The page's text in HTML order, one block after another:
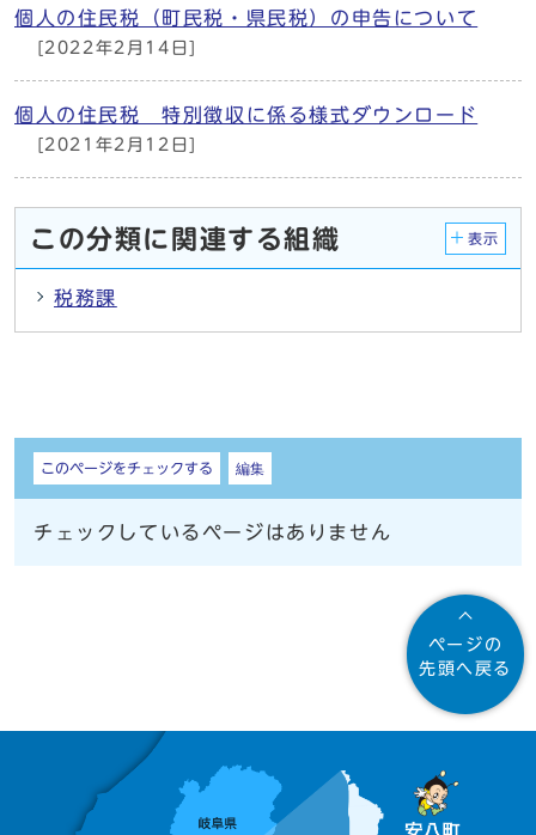
個人の住民税（町民税・県民税）の申告について
[2022年2月14日]
個人の住民税 特別徴収に係る様式ダウンロード
[2021年2月12日]
この分類に関連する組織 表示
税務課
しおり
このページをチェックする 編集
チェックしているページはありません
ページの
先頭へ戻る